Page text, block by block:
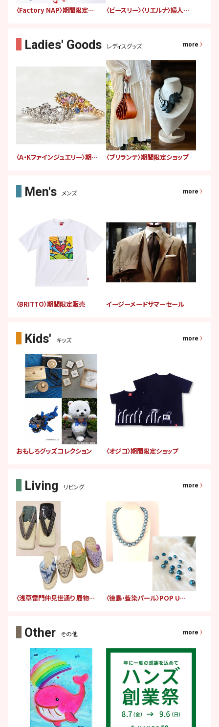
〈Factory NAP〉期間限定ショップ 〈ビースリー〉〈リエルナ〉婦人服販売会
レディスグッズ more
〈A・Kファインジュエリー〉期間限定ショップ 〈ブリランテ〉期間限定ショップ
メンズ more
〈BRITTO〉期間限定販売 イージーメードサマーセール
キッズ more
おもしろグッズコレクション 〈オジコ〉期間限定ショップ
リビング more
〈浅草雷門仲見世通り 履物さんえす〉期間限定販売 〈徳島・藍染パール〉POP UP SHOP
その他 more